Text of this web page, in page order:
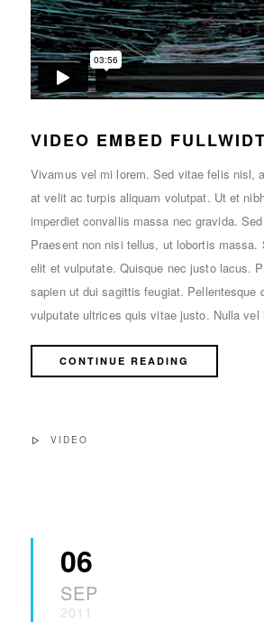
VIDEO EMBED
Vivamus vel mi lorem. Sed vitae felis nisl,
at velit ac turpis aliquam volutpat. Ut et
imperdiet convallis massa nec gravida.
Praesent non nisi tellus, ut lobortis massa.
elit et vulputate. Quisque nec justo lacus.
sapien ut dui sagittis feugiat. Pellentesque
vulputate ultrices quis vitae justo. Nulla vel
CONTINUE READING
VIDEO
06
SEP
2011